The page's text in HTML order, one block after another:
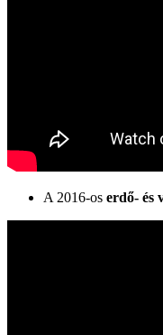
A 2016-os erdő- és